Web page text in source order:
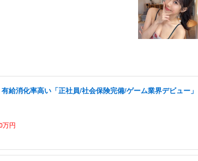
給消化率高い「正社員/社会保険完備/ゲーム業界デビュー
万円